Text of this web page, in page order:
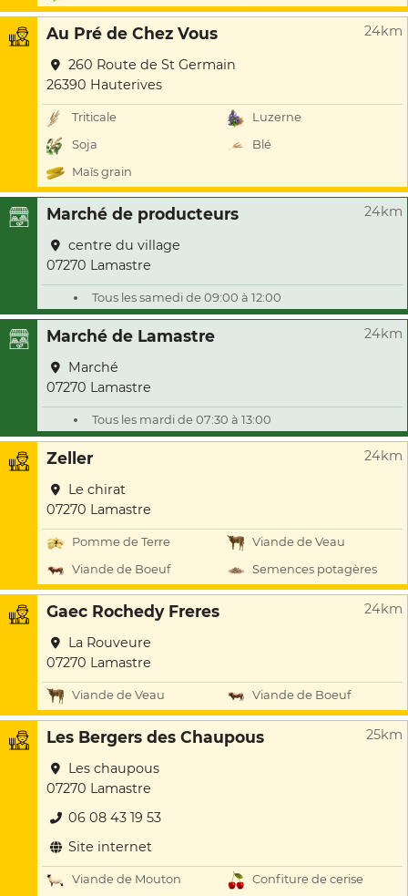
Au Pré de Chez Vous 24km
260 Route de St Germain
26390 Hauterives
Triticale
Luzerne
Soja
Blé
Maïs grain
Marché de producteurs 24km
centre du village
07270 Lamastre
Tous les samedi de 09:00 à 12:00
Marché de Lamastre 24km
Marché
07270 Lamastre
Tous les mardi de 07:30 à 13:00
Zeller 24km
Le chirat
07270 Lamastre
Pomme de Terre
Viande de Veau
Viande de Boeuf
Semences potagères
Gaec Rochedy Freres 24km
La Rouveure
07270 Lamastre
Viande de Veau Viande de Boeuf
Les Bergers des Chaupous 25km
Les chaupous
07270 Lamastre
06 08 43 19 53
Site internet
Viande de Mouton Confiture de cerise